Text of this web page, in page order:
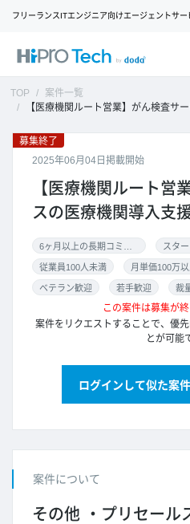
フリーランスITエンジニア向けエージェントサー
TOP
案件一覧
【医療機関ルート営業】がん検査サ
募集終了
2025年06月04日掲載開始
【医療機関ルート営
スの医療機関導入支
スタ
従業員100人未満 月単価100万以
ベテラン歓迎 若手歓迎 裁
この案件は募集が終
案件をリクエストすることで、優
とが可能
ログインして似た案
案件について
その他
プリセール